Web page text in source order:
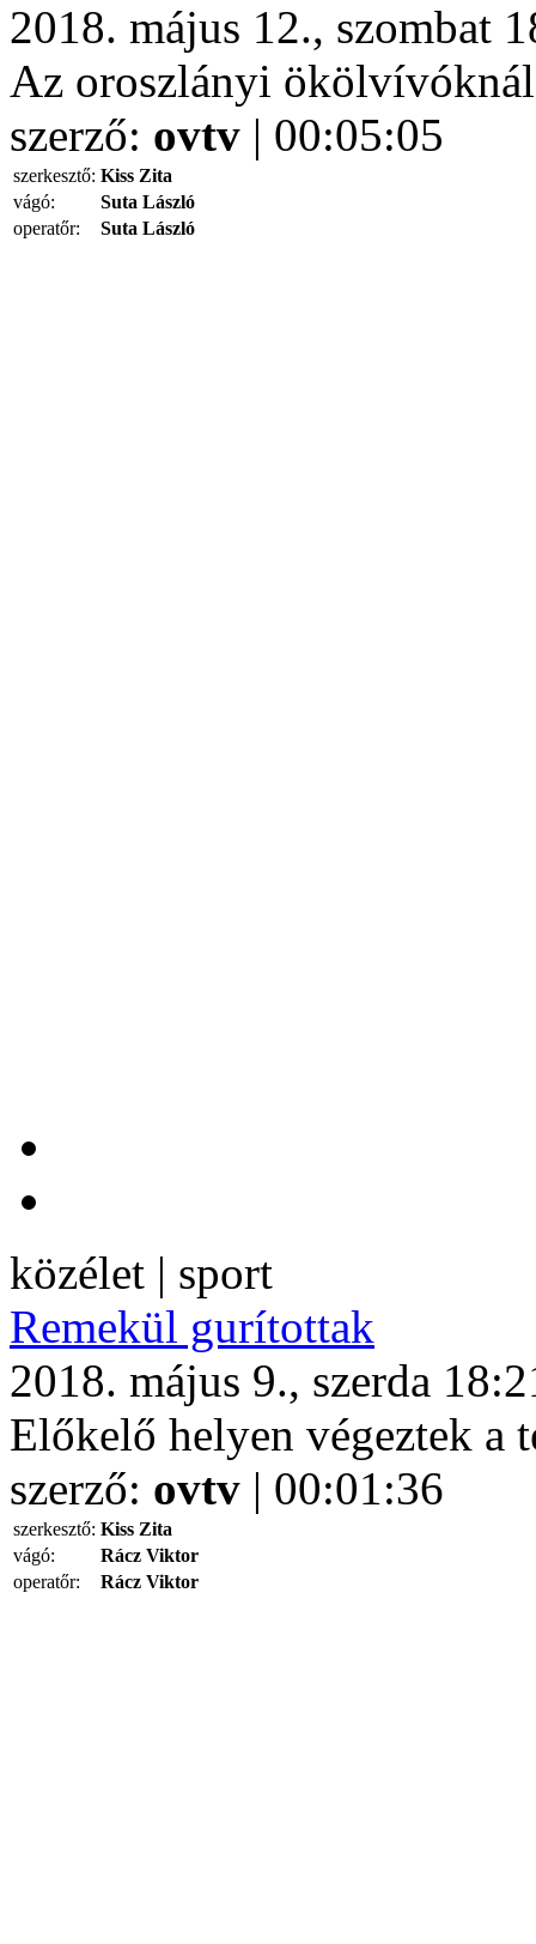
2018. május 12., szombat
Az oroszlányi
szerző: ovtv | 00:05:05
szerkesztő: Kiss Zita
vágó:
Suta László
operatőr:
Suta László
közélet | sport
Remekül gurítottak
2018. május 9., szerda
Előkelő helyen végeztek a
szerző: ovtv | 00:01:36
szerkesztő: Kiss Zita
vágó:
Rácz Viktor
operatőr:
Rácz Viktor